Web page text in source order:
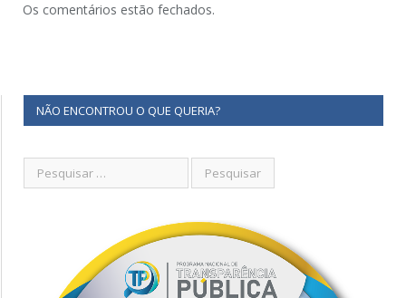
Os comentários estão fechados.
NÃO ENCONTROU O QUE QUERIA?